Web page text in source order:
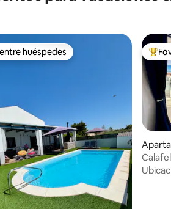
de 5, 63 reseñas
huéspedes
huéspedes
fell
piscina